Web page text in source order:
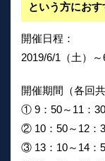
という方におす
開催日程：
2019/6/1（土）
開催期間（各回
① 9：50～11：
② 10：50～12：
③ 13：10～14：